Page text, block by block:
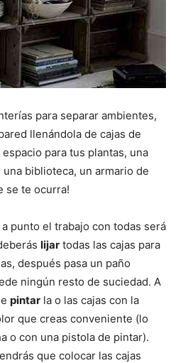
para separar ambientes,
llenándola de cajas de
para tus plantas, una
biblioteca, un armario de
se te ocurra!
punto el trabajo con todas será
lijar todas las cajas para
después pasa un paño
ningún resto de suciedad. A
pintar la o las cajas con la
que creas conveniente (lo
o con una pistola de pintar).
que colocar las cajas